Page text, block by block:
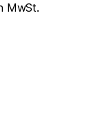
MwSt.